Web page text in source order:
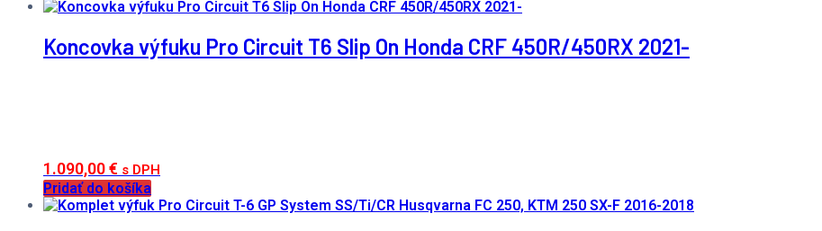
Koncovka výfuku Pro Circuit T6 Slip On Honda CRF 450R/450RX 2021-
1.090,00€ s DPH
Pridať do košíka